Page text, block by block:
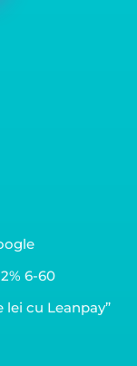
6-60
lei cu Leanpay”